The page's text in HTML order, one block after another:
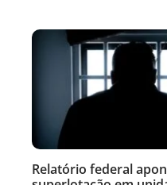
Relatório federal